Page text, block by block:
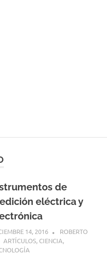
de
eléctrica y
14, 2016
ROBERTO
ARTÍCULOS, CIENCIA,